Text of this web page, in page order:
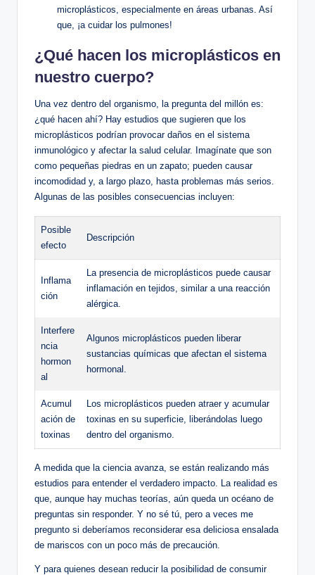
microplásticos, especialmente en áreas urbanas. Así
que, ¡a cuidar los pulmones!
¿Qué hacen los microplásticos en
nuestro cuerpo?
Una vez dentro del organismo, la pregunta del millón es:
¿qué hacen ahí? Hay estudios que sugieren que los
microplásticos podrían provocar daños en el sistema
inmunológico y afectar la salud celular. Imagínate que son
como pequeñas piedras en un zapato; pueden causar
incomodidad y, a largo plazo, hasta problemas más serios.
Algunas de las posibles consecuencias incluyen:
Posible
efecto
Descripción
Inflama
ción
La presencia de microplásticos puede causar
inflamación en tejidos, similar a una reacción
alérgica.
Interfere
ncia
hormon
al
Algunos microplásticos pueden liberar
sustancias químicas que afectan el sistema
hormonal.
Acumul
ación de
toxinas
Los microplásticos pueden atraer y acumular
toxinas en su superficie, liberándolas luego
dentro del organismo.
A medida que la ciencia avanza, se están realizando más
estudios para entender el verdadero impacto. La realidad es
que, aunque hay muchas teorías, aún queda un océano de
preguntas sin responder. Y no sé tú, pero a veces me
pregunto si deberíamos reconsiderar esa deliciosa ensalada
de mariscos con un poco más de precaución.
Y para quienes desean reducir la posibilidad de consumir